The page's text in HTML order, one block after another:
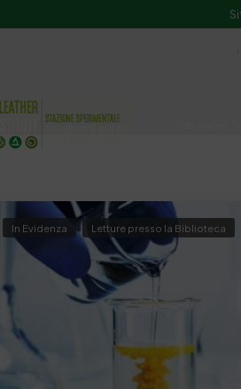
In Evidenza Letture presso la Biblioteca